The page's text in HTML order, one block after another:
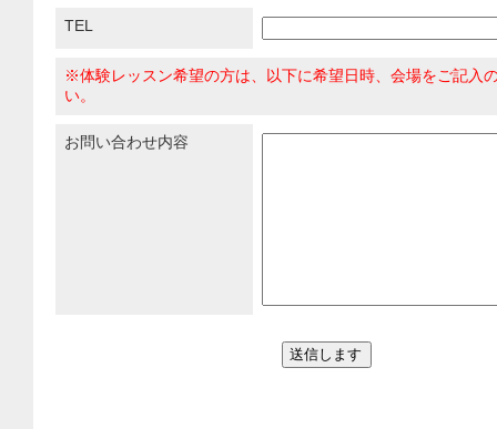
TEL
※体験レッスン希望の方は、以下に希望日時、会場をご記入
い。
お問い合わせ内容